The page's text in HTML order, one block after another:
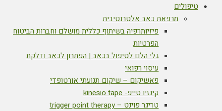
טיפולים
מרפאת כאב אלטרנטיבית
פיזיותרפיה בשיתוף כללית מושלם וחברות הביטוח
הפרטיות
גלי הלם לטיפול בכאב | הפתרון לכאב ודלקת
עיסוי רפואי
פאשיקום – שיקום תנועתי אורטופדי
קינזיו טייפ- kinesio tape
טריגר פוינט – trigger point therapy